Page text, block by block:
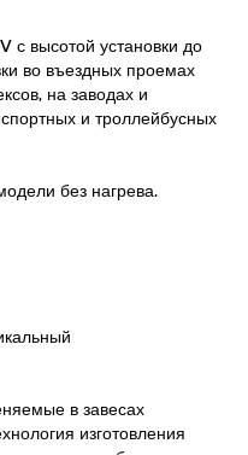
с высотой установки до
во въездных проемах
на заводах и
и троллейбусных
без нагрева.
в завесах
изготовления